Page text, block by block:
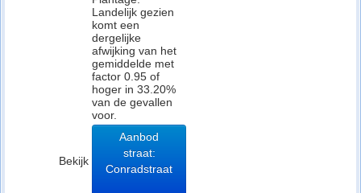
Landelijk gezien
komt een
dergelijke
afwijking van het
gemiddelde met
factor 0.95 of
hoger in 33.20%
van de gevallen
voor.
Bekijk
Aanbod
straat:
Conradstraat